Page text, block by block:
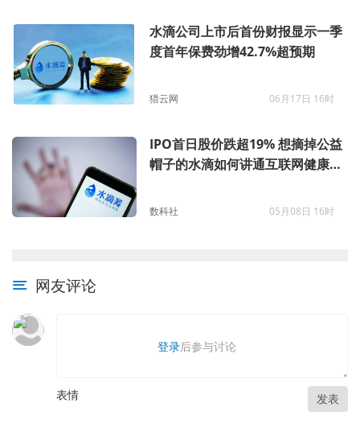
水滴公司上市后首份财报显示一季
度首年保费劲增42.7%超预期
猎云网 06月17日 16时
IPO首日股价跌超19% 想摘掉公益
帽子的水滴如何讲通互联网健康新
数科社 05月08日 16时
网友评论
登录后参与讨论
表情 发表